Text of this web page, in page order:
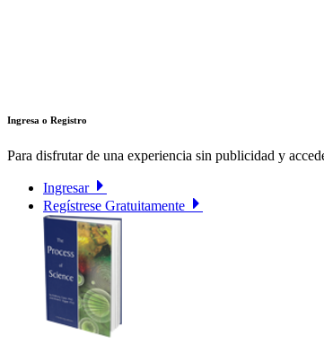
Ingresa o Registro
Para disfrutar de una experiencia sin publicidad y
Ingresar
Regístrese Gratuitamente